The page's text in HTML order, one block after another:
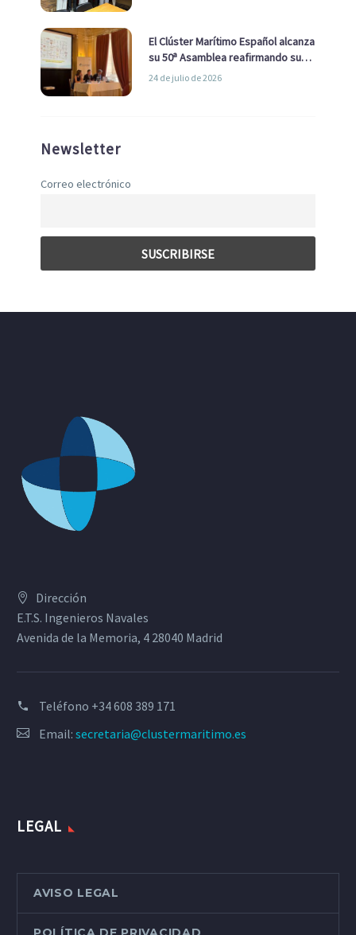
El Clúster Marítimo Español alcanza
su 50ª Asamblea reafirmando su
liderazgo en la Economía Azul
24 de julio de 2026
Newsletter
Correo electrónico
Dirección
E.T.S. Ingenieros Navales
Avenida de la Memoria, 4 28040 Madrid
Teléfono +34 608 389 171
Email: secretaria@clustermaritimo.es
LEGAL
AVISO LEGAL